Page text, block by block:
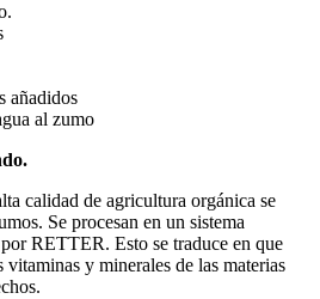
añadidos
al zumo
calidad de agricultura orgánica se
Se procesan en un sistema
RETTER. Esto se traduce en que
vitaminas y minerales de las materias